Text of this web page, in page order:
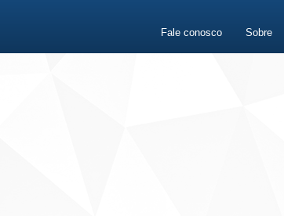
Fale conosco Sobre